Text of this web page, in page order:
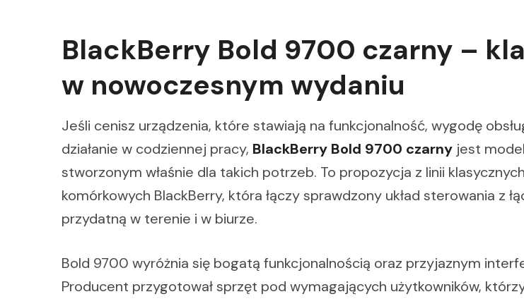
BlackBerry Bold 9700 czarny –
w nowoczesnym wydaniu
Jeśli cenisz urządzenia, które stawiają na funkcjonalność, wygodę
działanie w codziennej pracy, BlackBerry Bold 9700 czarny jest
stworzonym właśnie dla takich potrzeb. To propozycja z linii
komórkowych BlackBerry, która łączy sprawdzony układ sterowania z
przydatną w terenie i w biurze.
Bold 9700 wyróżnia się bogatą funkcjonalnością oraz przyjaznym
Producent przygotował sprzęt pod wymagających użytkowników,